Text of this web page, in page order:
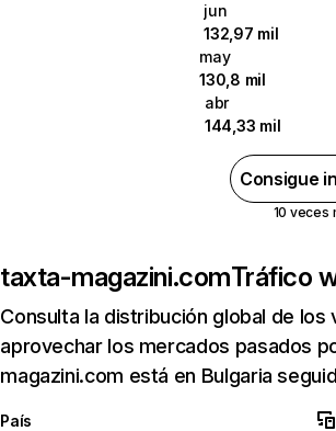
jun
132,97 mil
may
130,8 mil
abr
144,33 mil
Consigue
10 veces
taxta-magazini.comTráfico
Consulta la distribución global de
aprovechar los mercados pasados
magazini.com está en Bulgaria
País